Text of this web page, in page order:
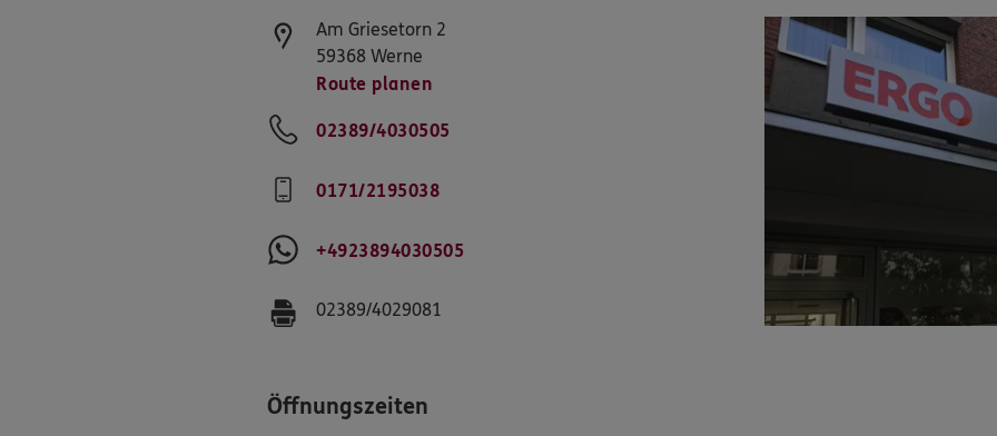
Am Griesetorn 2
59368 Werne
Route planen
02389/4030505
0171/2195038
+4923894030505
02389/4029081
Öffnungszeiten